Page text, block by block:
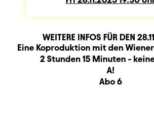
WEITERE INFOS FÜR DEN
BeschreibungInformation
Produktionspartner
Eine Koproduktion mit den
Dauer und Pausen
2 Stunden 15 Minuten -
A!
Abo 6